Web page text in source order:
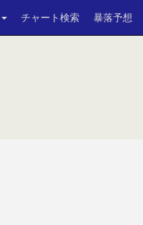
チャート検索 暴落予想